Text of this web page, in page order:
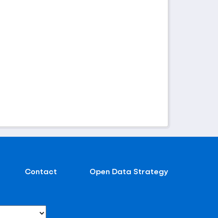
Contact Open Data Strategy